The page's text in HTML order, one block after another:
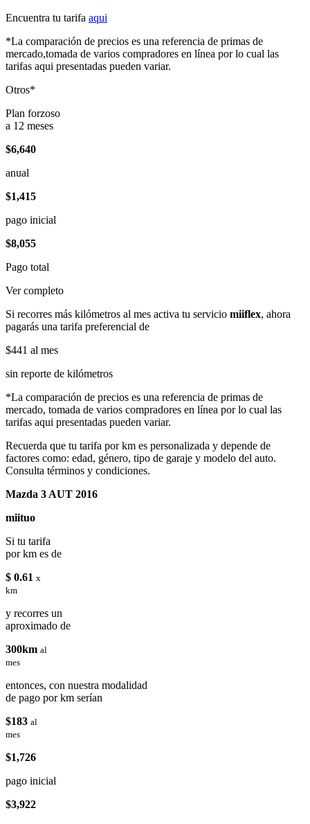
Encuentra tu tarifa aqui
*La comparación de precios es una referencia de primas de
mercado,tomada de varios compradores en línea por lo cual las
tarifas aqui presentadas pueden variar.
Otros*
Plan forzoso
a 12 meses
$6,640
anual
$1,415
pago inicial
$8,055
Pago total
Ver completo
Si recorres más kilómetros al mes activa tu servicio miiflex, ahora
pagarás una tarifa preferencial de
$441 al mes
sin reporte de kilómetros
*La comparación de precios es una referencia de primas de
mercado, tomada de varios compradores en línea por lo cual las
tarifas aqui presentadas pueden variar.
Recuerda que tu tarifa por km es personalizada y depende de
factores como: edad, género, tipo de garaje y modelo del auto.
Consulta términos y condiciones.
Mazda 3 AUT 2016
miituo
Si tu tarifa
por km es de
$ 0.61 x
km
y recorres un
aproximado de
300km al
mes
entonces, con nuestra modalidad
de pago por km serían
$183 al
mes
$1,726
pago inicial
$3,922